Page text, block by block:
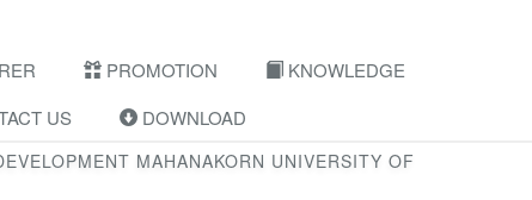
PROMOTION
KNOWLEDGE
US DOWNLOAD
MAHANAKORN UNIVERSITY OF